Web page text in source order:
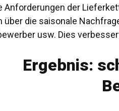
Anforderungen der
über die saisonale
usw. Dies
Ergebnis: